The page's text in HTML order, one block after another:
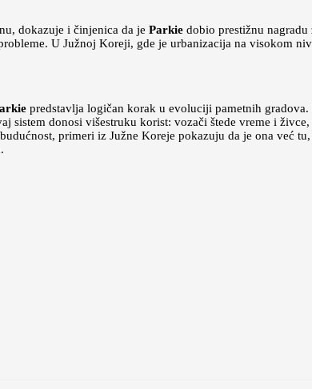
dokazuje i činjenica da je Parkie dobio prestižnu
U Južnoj Koreji, gde je urbanizacija na visokom
predstavlja logičan korak u evoluciji pametnih
sistem donosi višestruku korist: vozači štede vreme i
primeri iz Južne Koreje pokazuju da je ona već